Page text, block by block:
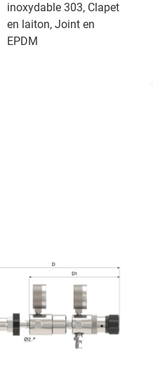
inoxydable 303, Clapet
en laiton, Joint en
EPDM